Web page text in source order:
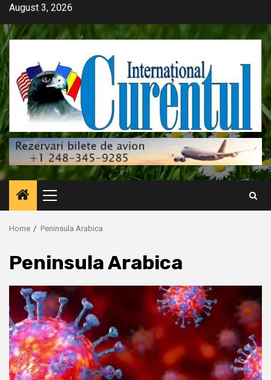
Skip
content
August 3, 2026
Primary
Menu
Home Peninsula Arabica
Peninsula Arabica